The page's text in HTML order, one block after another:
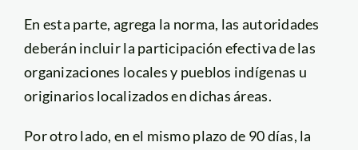
En esta parte, agrega la norma, las autoridades
deberán incluir la participación efectiva de las
organizaciones locales y pueblos indígenas u
originarios localizados en dichas áreas.
Por otro lado, en el mismo plazo de 90 días, la